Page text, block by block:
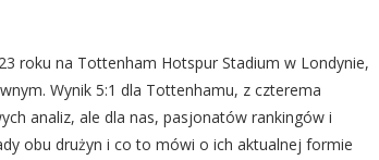
roku na Tottenham Hotspur Stadium w Londynie,
Wynik 5:1 dla Tottenhamu, z czterema
analiz, ale dla nas, pasjonatów rankingów i
obu drużyn i co to mówi o ich aktualnej formie